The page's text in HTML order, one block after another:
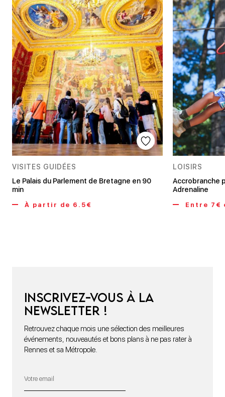
VISITES GUIDÉES
Le Palais du Parlement de Bretagne en 90
min
À partir de 6.5€
LOISIRS
Accrobranche
Adrenaline
Entre 7€
Inscrivez-vous à la
newsletter !
Retrouvez chaque mois une sélection des meilleures
événements, nouveautés et bons plans à ne pas rater à
Rennes et sa Métropole.